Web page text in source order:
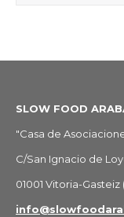
SLOW FOOD
"Casa de
C/San Ignacio de
01001 Vitoria-Gasteiz